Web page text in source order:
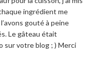
ingrédient me
gouté à peine
Le gâteau était
sur votre blog ; ) Merci